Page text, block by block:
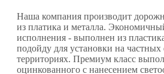
Наша компания производит
из платика и металла.
исполнения - выполнен из
подойду для установки на
территориях. Премиум класс
оцинкованного с нанесением